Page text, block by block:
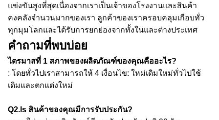
แข่งขันสูงที่สุดเนื่องจากเราเป็นเจ้าของโรงงานและสินค้า
คงคลังจำนวนมากของเรา ลูกค้าของเราครอบคลุมเกือบทั่ว
ทุกมุมโลกและได้รับการยกย่องจากทั้งในและต่างประเทศ
คำถามที่พบบ่อย
ไตรมาสที่ 1 สภาพของผลิตภัณฑ์ของคุณคืออะไร?
: โดยทั่วไปเราสามารถให้ 4 เงื่อนไข: ใหม่เดิมใหม่ทั่วไปใช้
เดิมและตกแต่งใหม่
Q2.Is สินค้าของคุณมีการรับประกัน?